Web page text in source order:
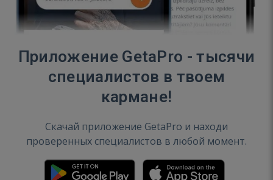
Приложение GetaPro - тысячи
специалистов в твоем
кармане!
Скачай приложение GetaPro и находи
проверенных специалистов в любой момент.